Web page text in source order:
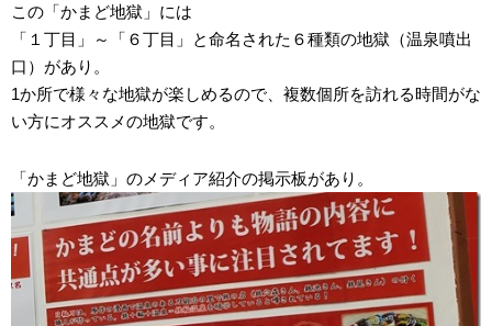
この「かまど地獄」には
「１丁目」～「６丁目」と命名された６種類の地獄（温泉噴出
口）があり。
1か所で様々な地獄が楽しめるので、複数個所を訪れる時間がな
い方にオススメの地獄です。
「かまど地獄」のメディア紹介の掲示板があり。